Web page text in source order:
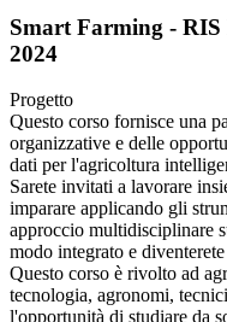
Smart Farming - RIS
2024
Progetto
Questo corso fornisce una
organizzative e delle
dati per l'agricoltura
Sarete invitati a lavorare
imparare applicando gli
approccio multidisciplinare
modo integrato e
Questo corso è rivolto ad
tecnologia, agronomi,
l'opportunità di studiare da